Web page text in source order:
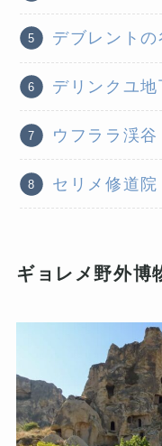
デブレントの
デリンクユ地
ウフララ渓谷
セリメ修道院
ギョレメ野外博